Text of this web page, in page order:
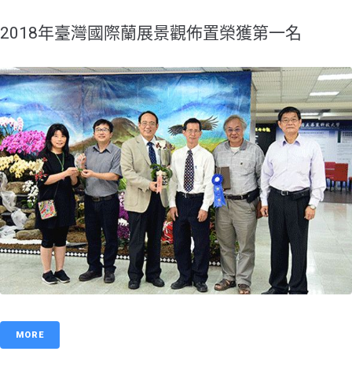
2018年臺灣國際蘭展景觀佈置榮獲第一名
MORE